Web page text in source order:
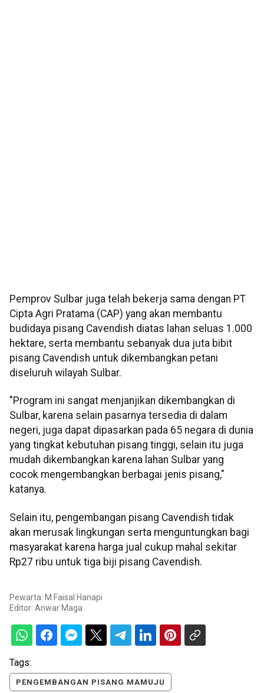
Pemprov Sulbar juga telah bekerja sama dengan PT
Cipta Agri Pratama (CAP) yang akan membantu
budidaya pisang Cavendish diatas lahan seluas 1.000
hektare, serta membantu sebanyak dua juta bibit
pisang Cavendish untuk dikembangkan petani
diseluruh wilayah Sulbar.
"Program ini sangat menjanjikan dikembangkan di
Sulbar, karena selain pasarnya tersedia di dalam
negeri, juga dapat dipasarkan pada 65 negara di dunia
yang tingkat kebutuhan pisang tinggi, selain itu juga
mudah dikembangkan karena lahan Sulbar yang
cocok mengembangkan berbagai jenis pisang,"
katanya.
Selain itu, pengembangan pisang Cavendish tidak
akan merusak lingkungan serta menguntungkan bagi
masyarakat karena harga jual cukup mahal sekitar
Rp27 ribu untuk tiga biji pisang Cavendish.
Pewarta: M.Faisal Hanapi
Editor: Anwar Maga
Tags:
PENGEMBANGAN PISANG MAMUJU